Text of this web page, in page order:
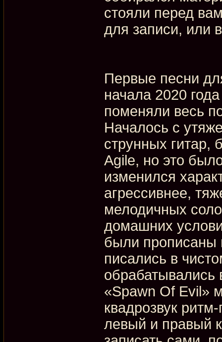
стояли перед
для записи, или
Первые песни
начала 2020
поменяли весь
Началось с
струнных гитар,
Agile, но это
изменился
агрессивнее,
мелодичных
домашних
были прописаны
писались в
«Spawn Of Evil»
квадрозвук
левый и правый